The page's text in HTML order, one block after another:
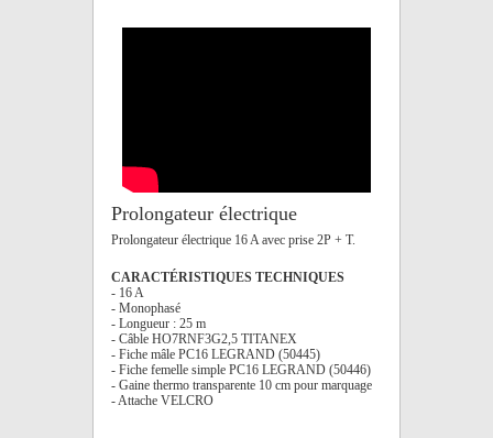
Prolongateur électrique
Prolongateur électrique 16 A avec prise 2P + T.
CARACTÉRISTIQUES TECHNIQUES
- 16 A
- Monophasé
- Longueur : 25 m
- Câble HO7RNF3G2,5 TITANEX
- Fiche mâle PC16 LEGRAND (50445)
- Fiche femelle simple PC16 LEGRAND (50446)
- Gaine thermo transparente 10 cm pour marquage
- Attache VELCRO